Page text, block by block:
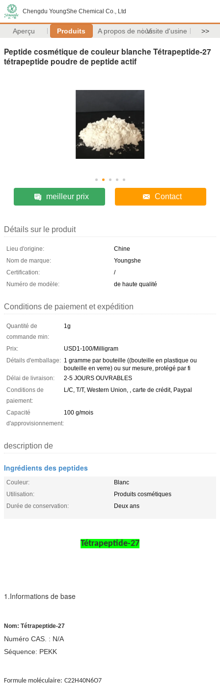
Chengdu YoungShe Chemical Co., Ltd
Aperçu Produits A propos de nousVisite d'usine >>
Peptide cosmétique de couleur blanche Tétrapeptide-27
tétrapeptide poudre de peptide actif
meilleur prix Contact
Détails sur le produit
Lieu d'origine:
Chine
Nom de marque:
Youngshe
Certification:
/
Numéro de modèle:
de haute qualité
Conditions de paiement et expédition
Quantité de
commande min:
1g
Prix:
USD1-100/Milligram
Détails d'emballage: 1 gramme par bouteille ((bouteille en plastique ou
bouteille en verre) ou sur mesure, protégé par fi
Délai de livraison:
2-5 JOURS OUVRABLES
Conditions de
paiement:
L/C, T/T, Western Union, , carte de crédit, Paypal
Capacité
d'approvisionnement:
100 g/mois
description de
Ingrédients des peptides
Couleur:
Blanc
Utilisation:
Produits cosmétiques
Durée de conservation:
Deux ans
Tétrapeptide-27
1.Informations de base
Nom: Tétrapeptide-27
Numéro CAS. : N/A
Séquence: PEKK
Formule moléculaire: C22H40N6O7